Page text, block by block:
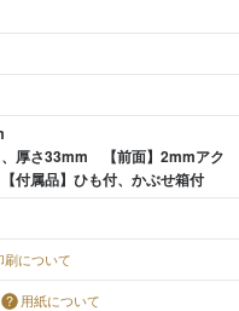
、厚さ33mm 【前面】2mmアク
属品】ひも付、かぶせ箱付
刷について
用紙について